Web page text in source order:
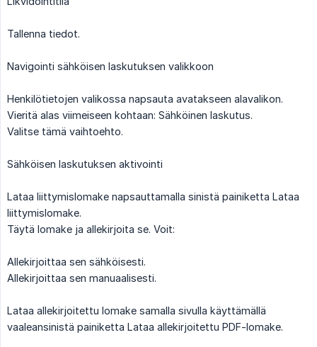
Tallenna tiedot.
Navigointi sähköisen laskutuksen valikkoon
Henkilötietojen valikossa napsauta avatakseen alavalikon.
Vieritä alas viimeiseen kohtaan: Sähköinen laskutus.
Valitse tämä vaihtoehto.
Sähköisen laskutuksen aktivointi
Lataa liittymislomake napsauttamalla sinistä painiketta Lataa
liittymislomake.
Täytä lomake ja allekirjoita se. Voit:
Allekirjoittaa sen sähköisesti.
Allekirjoittaa sen manuaalisesti.
Lataa allekirjoitettu lomake samalla sivulla käyttämällä
vaaleansinistä painiketta Lataa allekirjoitettu PDF-lomake.